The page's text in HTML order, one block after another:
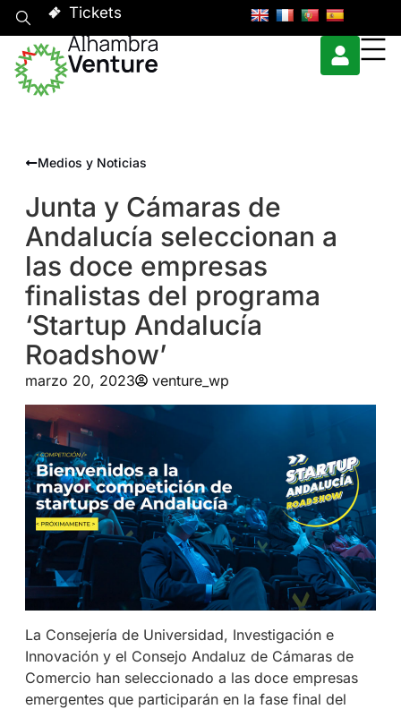
Tickets
Medios y Noticias
Junta y Cámaras de
Andalucía seleccionan a
las doce empresas
finalistas del programa
‘Startup Andalucía
Roadshow’
marzo 20, 2023 venture_wp
La Consejería de Universidad, Investigación e
Innovación y el Consejo Andaluz de Cámaras de
Comercio han seleccionado a las doce empresas
emergentes que participarán en la fase final del